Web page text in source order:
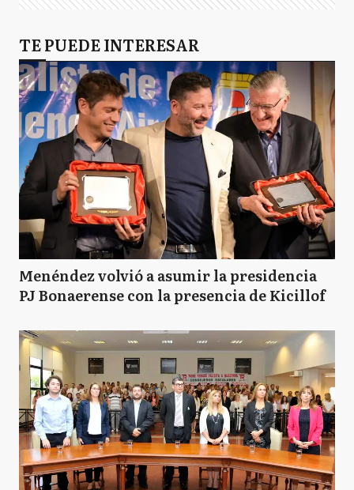
TE PUEDE INTERESAR
Menéndez volvió a asumir la presidencia
PJ Bonaerense con la presencia de Kicillof